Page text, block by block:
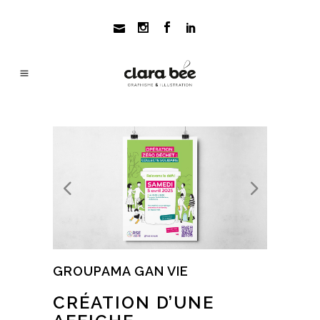
GROUPAMA GAN VIE
CRÉATION D’UNE